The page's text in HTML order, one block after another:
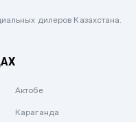
дилеров Казахстана.
Актобе
Караганда